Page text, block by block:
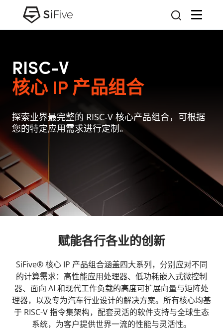
RISC-V
核心 IP 产品组合
探索业界最完整的 RISC‑V 核心产品组合，可根据
您的特定应用需求进行定制。
赋能各行各业的创新
SiFive® 核心 IP 产品组合涵盖四大系列，分别应对不同
的计算需求：高性能应用处理器、低功耗嵌入式微控制
器、面向 AI 和现代工作负载的高度可扩展向量与矩阵处
理器，以及专为汽车行业设计的解决方案。所有核心均基
于 RISC-V 指令集架构，配套灵活的软件支持与全球生态
系统，为客户提供世界一流的性能与灵活性。